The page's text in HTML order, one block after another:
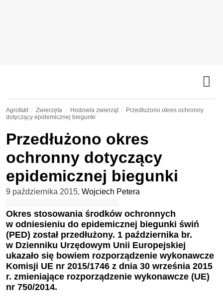
Agrofakt Zwierzęta Hodowla zwierząt
Przedłużono okres ochronny
dotyczący epidemicznej biegunki
Przedłużono okres
ochronny dotyczący
epidemicznej biegunki
9 października 2015, Wojciech Petera
Okres stosowania środków ochronnych
w odniesieniu do epidemicznej biegunki świń
(PED) został przedłużony. 1 października br.
w Dzienniku Urzędowym Unii Europejskiej
ukazało się bowiem rozporządzenie wykonawcze
Komisji UE nr 2015/1746 z dnia 30 września 2015
r. zmieniające rozporządzenie wykonawcze (UE)
nr 750/2014.